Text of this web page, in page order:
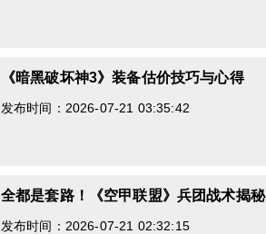
《暗黑破坏神3》装备估价技巧与心得
发布时间：2026-07-21 03:35:42
全都是套路！《空甲联盟》兵团战术揭秘
发布时间：2026-07-21 02:32:15